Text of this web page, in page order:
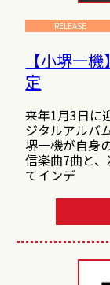
RELEASE
【小堺一
定
来年1月3日に
ジタルアルバ
堺一機が自身
信楽曲7曲と
てインデ